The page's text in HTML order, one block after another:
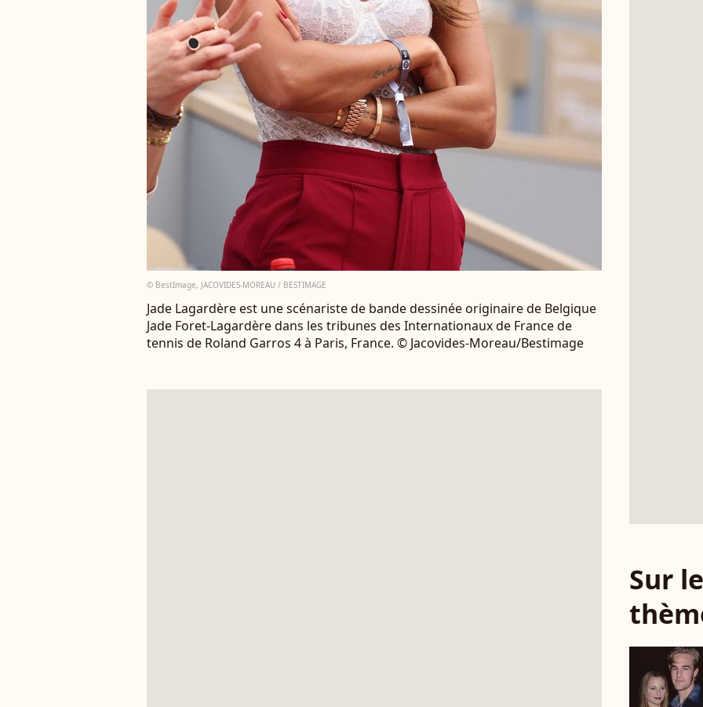
© BestImage, JACOVIDES-MOREAU / BESTIMAGE
Jade Lagardère est une scénariste de bande dessinée originaire de Belgique
Jade Foret-Lagardère dans les tribunes des Internationaux de France de
tennis de Roland Garros 4 à Paris, France. © Jacovides-Moreau/Bestimage
Sur